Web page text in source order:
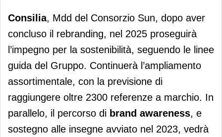
Consilia, Mdd del Consorzio Sun, dopo aver
concluso il rebranding, nel 2025 proseguirà
l’impegno per la sostenibilità, seguendo le linee
guida del Gruppo. Continuerà l’ampliamento
assortimentale, con la previsione di
raggiungere oltre 2300 referenze a marchio. In
parallelo, il percorso di brand awareness, e
sostegno alle insegne avviato nel 2023, vedrà